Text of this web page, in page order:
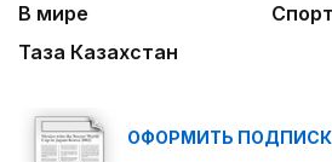
В мире
Спорт
Таза Казахстан
ОФОРМИТЬ